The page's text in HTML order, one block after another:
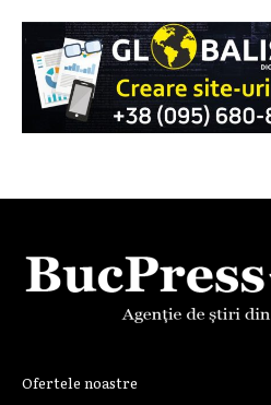
Ofertele noastre